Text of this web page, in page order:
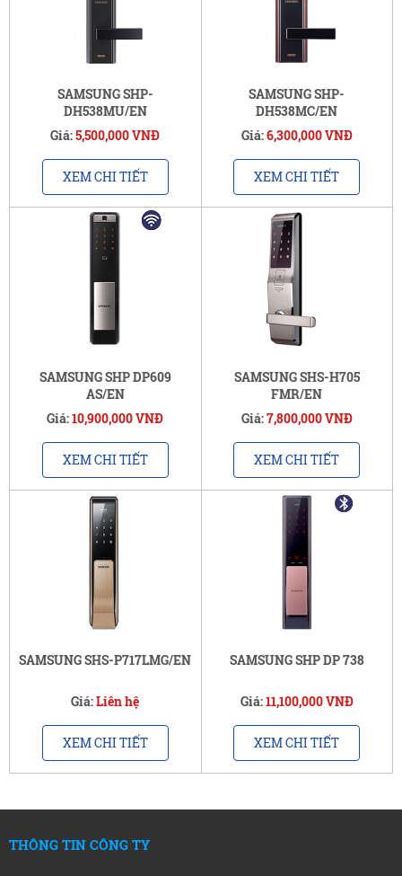
SAMSUNG SHP-
DH538MU/EN
Giá:5,500,000 VNĐ
XEM CHI TIẾT
SAMSUNG SHP-
DH538MC/EN
Giá:6,300,000 VNĐ
XEM CHI TIẾT
SAMSUNG SHP DP609
AS/EN
Giá:10,900,000 VNĐ
XEM CHI TIẾT
SAMSUNG SHS-H705
FMR/EN
Giá:7,800,000 VNĐ
XEM CHI TIẾT
SAMSUNG SHS-P717LMG/EN
Giá:Liên hệ
XEM CHI TIẾT
SAMSUNG SHP DP 738
Giá:11,100,000 VNĐ
XEM CHI TIẾT
THÔNG TIN CÔNG TY